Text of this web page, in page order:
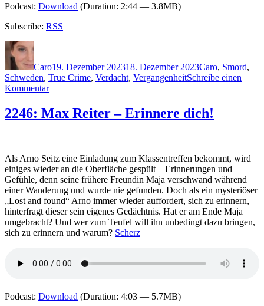
Podcast: Download (Duration: 2:44 — 3.8MB)
Subscribe: RSS
Autor
Caro19. Dezember 202318. Dezember 2023Caro, Smord,
Schweden, True Crime, Verdacht, VergangenheitSchreibe einen
Kommentarzu
Linda
Segtnan
Haus.
In
Gedenken
an
ein
Mädchen
2246: Max Reiter – Erinnere dich!
Als Arno Seitz eine Einladung zum Klassentreffen bekommt, wird
einiges wieder an die Oberfläche gespült – Erinnerungen und
Gefühle, denn seine frühere Freundin Maja verschwand während
einer Wanderung und wurde nie gefunden. Doch als ein mysteriöser
„Lost and found“ Arno immer wieder auffordert, sich zu erinnern,
hinterfragt dieser sein eigenes Gedächtnis. Hat er am Ende Maja
umgebracht? Und wer zum Teufel will ihn unbedingt dazu bringen,
sich zu erinnern und warum? Scherz
Podcast: Download (Duration: 4:03 — 5.7MB)